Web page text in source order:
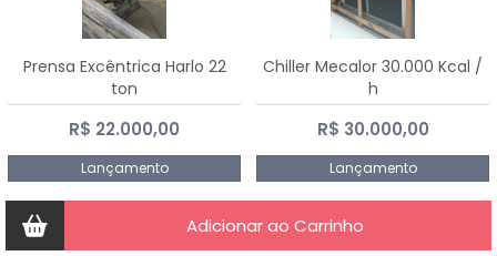
Prensa Excêntrica Harlo 22
ton
R$ 22.000,00
Lançamento
Chiller Mecalor 30.000 Kcal /
h
R$ 30.000,00
Lançamento
Adicionar ao Carrinho